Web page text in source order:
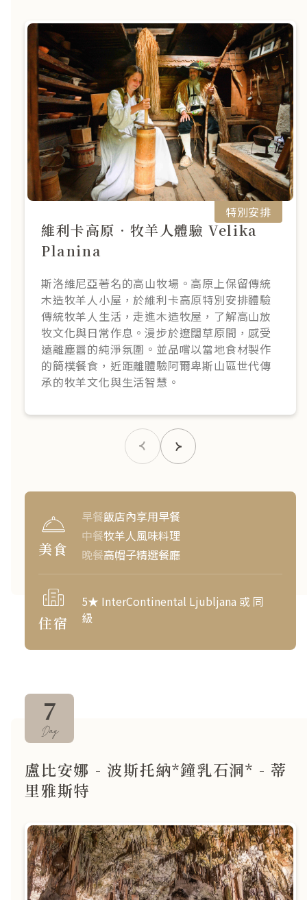
維利卡高原．牧羊人體驗 Velika
Planina
斯洛維尼亞著名的高山牧場。高原上保留傳統
木造牧羊人小屋，於維利卡高原特別安排體驗
傳統牧羊人生活，走進木造牧屋，了解高山放
牧文化與日常作息。漫步於遼闊草原間，感受
遠離塵囂的純淨氛圍。並品嚐以當地食材製作
的簡樸餐食，近距離體驗阿爾卑斯山區世代傳
承的牧羊文化與生活智慧。
特別安排
美食
早餐飯店內享用早餐
中餐牧羊人風味料理
晚餐高帽子精選餐廳
住宿
5★ InterContinental Ljubljana 或 同
級
盧比安娜 - 波斯托納*鐘乳石洞* - 蒂
里雅斯特
7
Day